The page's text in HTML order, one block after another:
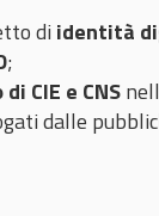
di identità
;
CIE e CNS
dalle